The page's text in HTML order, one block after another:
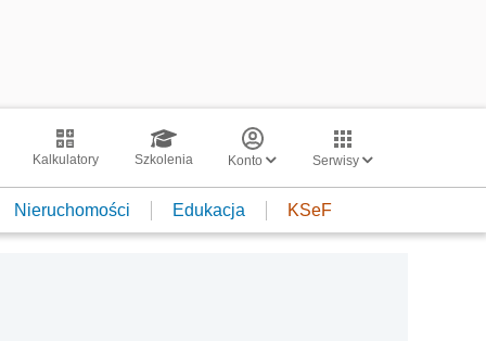
Kalkulatory Szkolenia Konto Serwisy
Nieruchomości Edukacja KSeF